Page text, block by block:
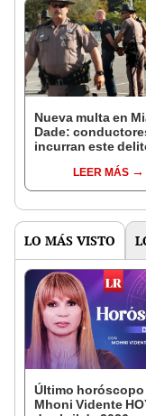
Nueva multa en
Dade:
incurran este
el FLHSMV en 2025
LEER MÁS
LO MÁS VISTO
Último horóscopo
Mhoni Vidente